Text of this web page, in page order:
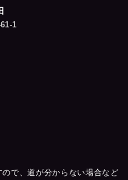
1
で、道が分からない場合など